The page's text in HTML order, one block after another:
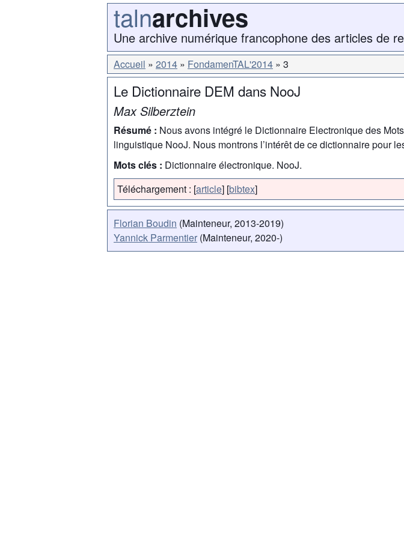
talnarchives
Une archive numérique francophone des articles de
Accueil 2014 FondamenTAL'2014 3
Le Dictionnaire DEM dans NooJ
Max Silberztein
Résumé : Nous avons intégré le Dictionnaire Electronique des
linguistique NooJ. Nous montrons l’intérêt de ce dictionnaire pour
Mots clés : Dictionnaire électronique. NooJ.
Téléchargement : [article] [bibtex]
Florian Boudin (Mainteneur, 2013-2019)
Yannick Parmentier (Mainteneur, 2020-)